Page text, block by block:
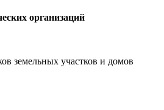
организаций
земельных участков и домов